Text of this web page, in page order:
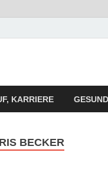
KARRIERE
BECKER